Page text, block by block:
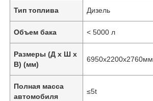
Тип топлива Дизель
Объем бака < 5000 л
Размеры (Д х Ш х
В) (мм)
6950х2200х2760мм
Полная масса
автомобиля
≤5t